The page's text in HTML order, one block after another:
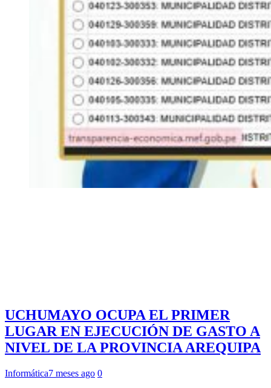
UCHUMAYO OCUPA EL PRIMER
LUGAR EN EJECUCIÓN DE GASTO A
NIVEL DE LA PROVINCIA AREQUIPA
Informática7 meses ago 0